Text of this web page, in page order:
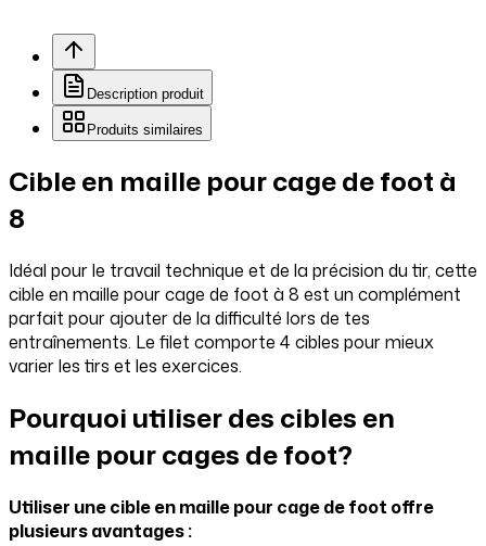
Description produit
Produits similaires
Cible en maille pour cage de foot à
8
Idéal pour le travail technique et de la précision du tir, cette
cible en maille pour cage de foot à 8 est un complément
parfait pour ajouter de la difficulté lors de tes
entraînements. Le filet comporte 4 cibles pour mieux
varier les tirs et les exercices.
Pourquoi utiliser des cibles en
maille pour cages de foot?
Utiliser une cible en maille pour cage de foot offre
plusieurs avantages :